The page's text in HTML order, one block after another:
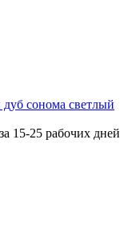
сонома светлый
15-25 рабочих дней